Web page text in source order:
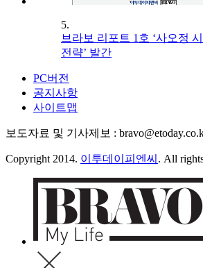
5.
브라보 리포트 1호 ‘사오정
전략’ 발간
PC버전
공지사항
사이트맵
보도자료 및 기사제보 :
Copyright 2014. 이투데이피엔씨 . All